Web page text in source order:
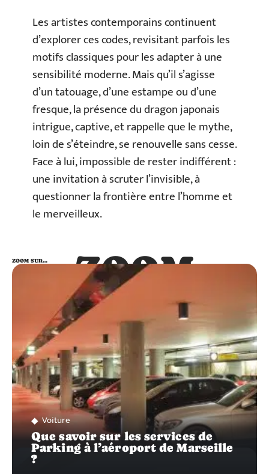
Les artistes contemporains continuent
d’explorer ces codes, revisitant parfois les
motifs classiques pour les adapter à une
sensibilité moderne. Mais qu’il s’agisse
d’un tatouage, d’une estampe ou d’une
fresque, la présence du dragon japonais
intrigue, captive, et rappelle que le mythe,
loin de s’éteindre, se renouvelle sans cesse.
Face à lui, impossible de rester indifférent :
une invitation à scruter l’invisible, à
questionner la frontière entre l’homme et
le merveilleux.
ZOOM
SUR…
ZOOM SUR…
Voiture
Que savoir sur les services de
Parking à l’aéroport de Marseille
?